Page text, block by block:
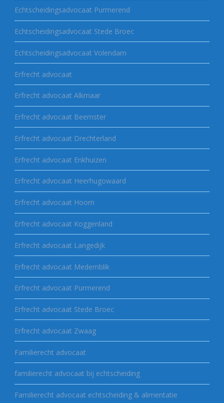
Echtscheidingsadvocaat Purmerend
Echtscheidingsadvocaat Stede Broec
Echtscheidingsadvocaat Volendam
Erfrecht advocaat
Erfrecht advocaat Alkmaar
Erfrecht advocaat Beemster
Erfrecht advocaat Drechterland
Erfrecht advocaat Enkhuizen
Erfrecht advocaat Heerhugowaard
Erfrecht advocaat Hoorn
Erfrecht advocaat Koggenland
Erfrecht advocaat Langedijk
Erfrecht advocaat Medemblik
Erfrecht advocaat Purmerend
Erfrecht advocaat Stede Broec
Erfrecht advocaat Zwaag
Familierecht advocaat
familierecht advocaat bij echtscheiding
Familierecht advocaat echtscheiding & alimentatie